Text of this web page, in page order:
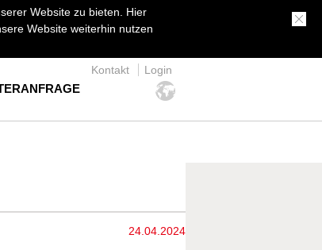
Website zu bieten. Hier
Website weiterhin nutzen
Kontakt
Login
24.04.2024